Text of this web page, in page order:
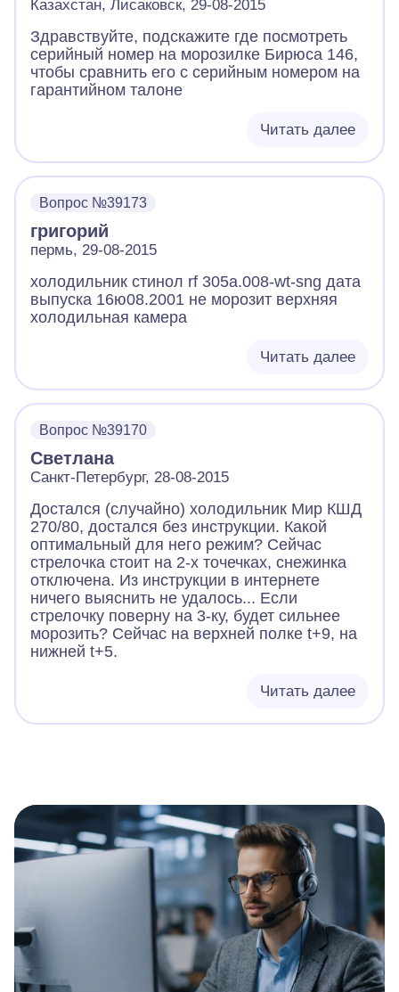
Казахстан, Лисаковск, 29-08-2015
Здравствуйте, подскажите где посмотреть
серийный номер на морозилке Бирюса 146,
чтобы сравнить его с серийным номером на
гарантийном талоне
Читать далее
Вопрос №39173
григорий
пермь, 29-08-2015
холодильник стинол rf 305a.008-wt-sng дата
выпуска 16ю08.2001 не морозит верхняя
холодильная камера
Читать далее
Вопрос №39170
Светлана
Санкт-Петербург, 28-08-2015
Достался (случайно) холодильник Мир КШД
270/80, достался без инструкции. Какой
оптимальный для него режим? Сейчас
стрелочка стоит на 2-х точечках, снежинка
отключена. Из инструкции в интернете
ничего выяснить не удалось... Если
стрелочку поверну на 3-ку, будет сильнее
морозить? Сейчас на верхней полке t+9, на
нижней t+5.
Читать далее